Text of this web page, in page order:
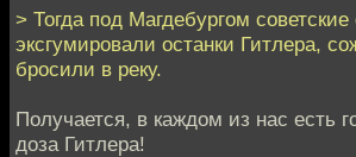
> Тогда под Магдебургом
эксгумировали останки Гитлера,
бросили в реку.
Получается, в каждом из нас есть
доза Гитлера!